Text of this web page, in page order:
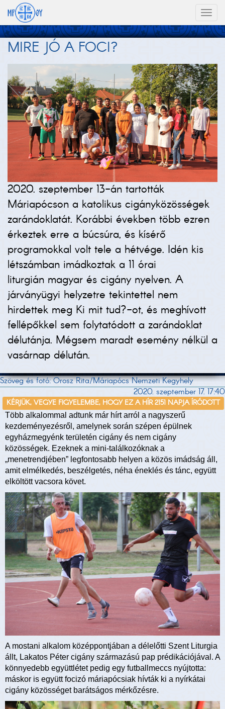
MIRE JÓ A FOCI?
2020. szeptember 13-án tartották
Máriapócson a katolikus cigányközösségek
zarándoklatát. Korábbi években több ezren
érkeztek erre a búcsúra, és kísérő
programokkal volt tele a hétvége. Idén kis
létszámban imádkoztak a 11 órai
liturgián magyar és cigány nyelven. A
járványügyi helyzetre tekintettel nem
hirdettek meg Ki mit tud?-ot, és meghívott
fellépőkkel sem folytatódott a zarándoklat
délutánja. Mégsem maradt esemény nélkül a
vasárnap délután.
Szöveg és fotó: Orosz Rita/Máriapócs Nemzeti Kegyhely
2020. szeptember 17. 17:40
KÉRJÜK, VEGYE FIGYELEMBE, HOGY EZ A HÍR 2151 NAPJA ÍRÓDOTT
Több alkalommal adtunk már hírt arról a nagyszerű
kezdeményezésről, amelynek során szépen épülnek
egyházmegyénk területén cigány és nem cigány
közösségek. Ezeknek a mini-találkozóknak a
„menetrendjében” legfontosabb helyen a közös imádság áll,
amit elmélkedés, beszélgetés, néha éneklés és tánc, együtt
elköltött vacsora követ.
A mostani alkalom középpontjában a délelőtti Szent Liturgia
állt, Lakatos Péter cigány származású pap prédikációjával. A
könnyedebb együttlétet pedig egy futballmeccs nyújtotta:
máskor is együtt focizó máriapócsiak hívták ki a nyírkátai
cigány közösséget barátságos mérkőzésre.